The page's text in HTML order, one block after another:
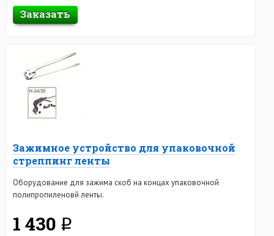
Заказать
Зажимное устройство для упаковочной
стреппинг ленты
Оборудование для зажима скоб на концах упаковочной
полипропиленовй ленты.
1 430 q